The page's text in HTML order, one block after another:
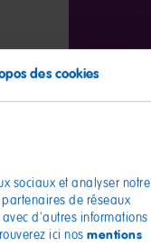
des cookies
sociaux et analyser notre
de réseaux
d'autres informations
ici nos mentions